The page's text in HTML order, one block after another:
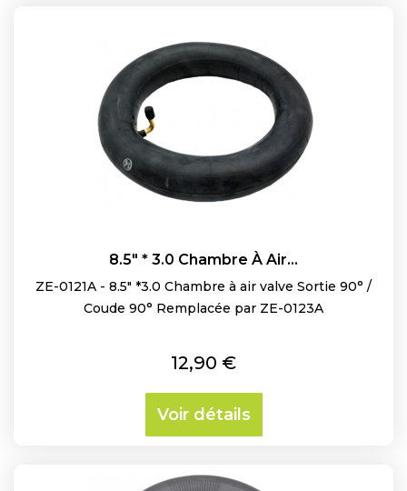
8.5" * 3.0 Chambre À Air...
ZE-0121A - 8.5" *3.0 Chambre à air valve Sortie 90° /
Coude 90° Remplacée par ZE-0123A
Prix
12,90 €
Voir détails